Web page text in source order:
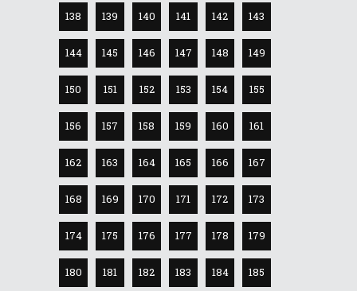
138 139 140 141 142 143
144 145 146 147 148 149
150 151 152 153 154 155
156 157 158 159 160 161
162 163 164 165 166 167
168 169 170 171 172 173
174 175 176 177 178 179
180 181 182 183 184 185